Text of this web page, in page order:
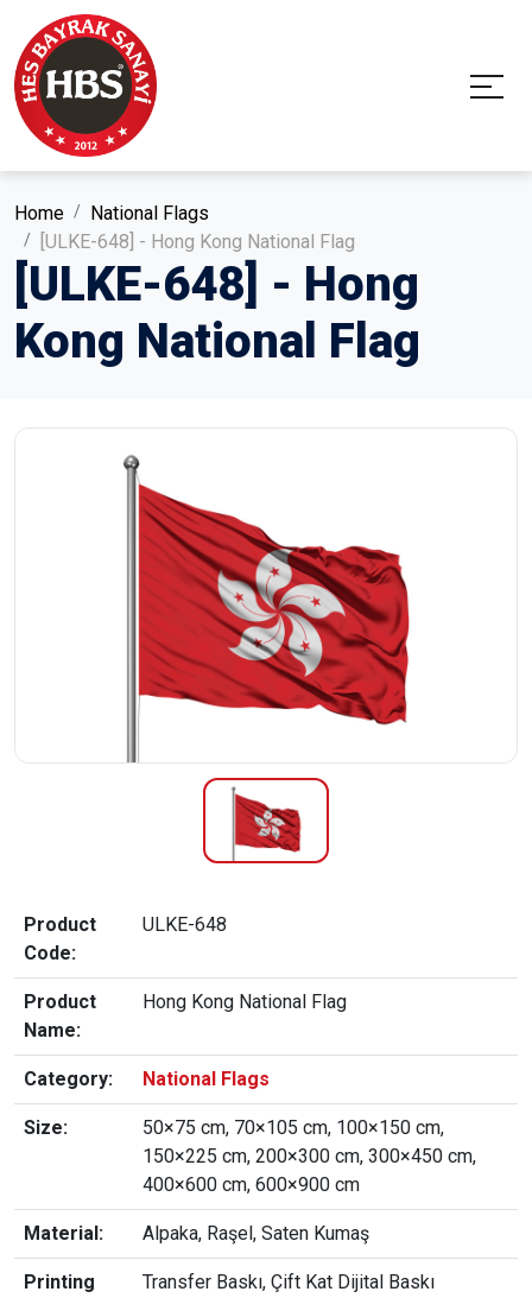
Home
National Flags
[ULKE-648] - Hong Kong National Flag
[ULKE-648] - Hong
Kong National Flag
Product
Code:
ULKE-648
Product
Name:
Hong Kong National Flag
Category: National Flags
Size:
50×75 cm, 70×105 cm, 100×150 cm,
150×225 cm, 200×300 cm, 300×450 cm,
400×600 cm, 600×900 cm
Material: Alpaka, Raşel, Saten Kumaş
Printing
Transfer Baskı, Çift Kat Dijital Baskı